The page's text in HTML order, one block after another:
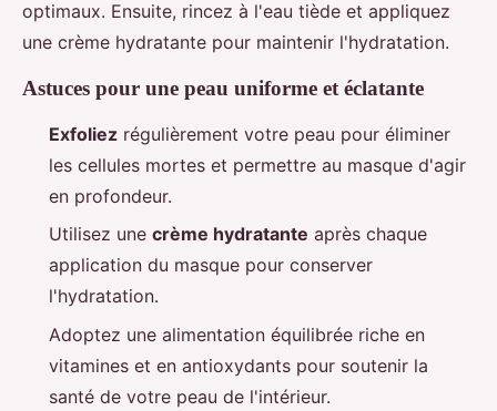
optimaux. Ensuite, rincez à l'eau tiède et appliquez
une crème hydratante pour maintenir l'hydratation.
Astuces pour une peau uniforme et éclatante
Exfoliez régulièrement votre peau pour éliminer
les cellules mortes et permettre au masque d'agir
en profondeur.
Utilisez une crème hydratante après chaque
application du masque pour conserver
l'hydratation.
Adoptez une alimentation équilibrée riche en
vitamines et en antioxydants pour soutenir la
santé de votre peau de l'intérieur.